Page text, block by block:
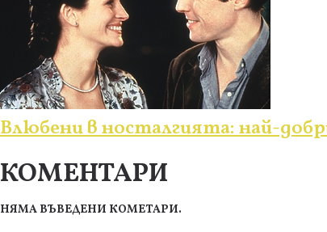
Влюбени в носталгията: най-
КОМЕНТАРИ
НЯМА ВЪВЕДЕНИ КОМЕТАРИ.